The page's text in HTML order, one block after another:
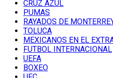
CRUZ AZUL
PUMAS
RAYADOS DE
TOLUCA
MEXICANOS EN EL
FUTBOL INTERNACIONAL
UEFA
BOXEO